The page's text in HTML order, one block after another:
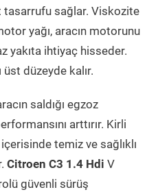
sağlar. Viskozite
yağı, aracın motorunu
yakıta ihtiyaç hisseder.
düzeyde kalır.
saldığı egzoz
arttırır. Kirli
temiz ve sağlıklı
Citroen C3 1.4 Hdi V
güvenli sürüş